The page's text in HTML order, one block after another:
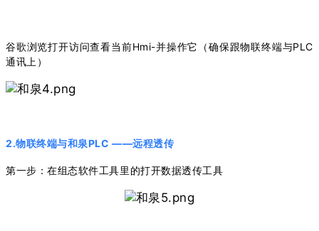
谷歌浏览打开访问查看当前Hmi-并操作它（确保跟物联终端与PLC
通讯上）
2.物联终端与和泉PLC ——远程透传
第一步：在组态软件工具里的打开数据透传工具